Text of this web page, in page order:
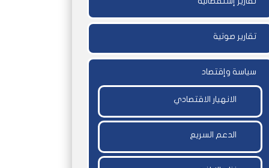
تقارير صوتية
سياسة وإقتصاد
الانهيار الاقتصادي
الدعم السريع